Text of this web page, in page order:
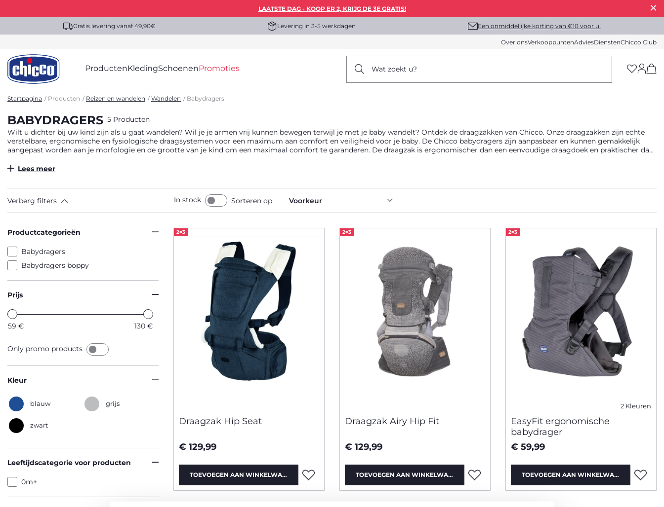
LAATSTE DAG - KOOP ER 2, KRIJG DE 3E GRATIS!
Gratis levering vanaf 49,90€ Levering in 3-5 werkdagen Een onmiddellijke korting van €10 voor u!
Over onsVerkooppuntenAdviesDienstenChicco Club
ProductenKledingSchoenenPromoties Wat zoekt u?
Startpagina Producten Reizen en wandelen Wandelen Babydragers
BABYDRAGERS 5 Producten
Wilt u dichter bij uw kind zijn als u gaat wandelen? Wil je je armen vrij kunnen bewegen terwijl je met je baby wandelt? Ontdek de draagzakken van Chicco. Onze draagzakken zijn echte
verstelbare, ergonomische en fysiologische draagsystemen voor een maximum aan comfort en veiligheid voor je baby. De Chicco babydragers zijn aanpasbaar en kunnen gemakkelijk
aangepast worden aan je morfologie en de grootte van je kind om een maximaal comfort te garanderen. De draagzak is ergonomischer dan een eenvoudige draagdoek en praktischer dan
van je kind.
Lees meer
Verberg filters In stock Sorteren op : Voorkeur
Productcategorieën
Babydragers
Babydragers boppy
Prijs
59 € 130 €
Only promo products
Kleur
blauw grijs
zwart
Leeftijdscategorie voor producten
0m+
2=3
Draagzak Hip Seat
€ 129,99
TOEVOEGEN AAN WINKELWAGEN
2=3
Draagzak Airy Hip Fit
€ 129,99
TOEVOEGEN AAN WINKELWAGEN
2=3
2 Kleuren
EasyFit ergonomische
babydrager
€ 59,99
TOEVOEGEN AAN WINKELWAGEN